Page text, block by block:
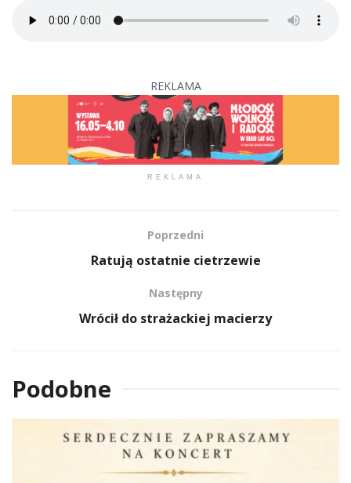
REKLAMA
REKLAMA
Poprzedni
Ratują ostatnie cietrzewie
Następny
Wrócił do strażackiej macierzy
Podobne